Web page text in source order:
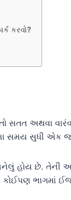
કરવો?
સતત અથવા
સમય સુધી એક જ
બનેલું હોય છે.
ભાગમાં